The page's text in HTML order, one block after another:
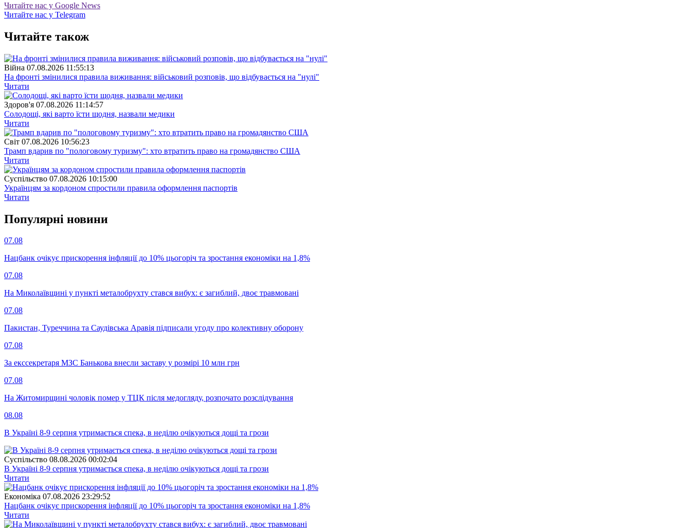
Читайте нас у Google News
Читайте нас у Telegram
Читайте також
Війна 07.08.2026 11:55:13
На фронті змінилися правила виживання: військовий розповів, що відбувається на "нулі"
Читати
Здоров'я 07.08.2026 11:14:57
Солодощі, які варто їсти щодня, назвали медики
Читати
Свiт 07.08.2026 10:56:23
Трамп вдарив по "пологовому туризму": хто втратить право на громадянство США
Читати
Суспiльство 07.08.2026 10:15:00
Українцям за кордоном спростили правила оформлення паспортів
Читати
Популярнi новини
07.08
Нацбанк очікує прискорення інфляції до 10% цьогоріч та зростання економіки на 1,8%
07.08
На Миколаївщині у пункті металобрухту стався вибух: є загиблий, двоє травмовані
07.08
Пакистан, Туреччина та Саудівська Аравія підписали угоду про колективну оборону
07.08
За екссекретаря МЗС Банькова внесли заставу у розмірі 10 млн грн
07.08
На Житомирщині чоловік помер у ТЦК після медогляду, розпочато розслідування
08.08
В Україні 8-9 серпня утримається спека, в неділю очікуються дощі та грози
Суспiльство 08.08.2026 00:02:04
В Україні 8-9 серпня утримається спека, в неділю очікуються дощі та грози
Читати
Економіка 07.08.2026 23:29:52
Нацбанк очікує прискорення інфляції до 10% цьогоріч та зростання економіки на 1,8%
Читати